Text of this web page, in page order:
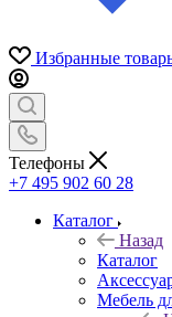
Избранные
Телефоны
+7 495 902 60 28
Каталог
Назад
Каталог
Мебель